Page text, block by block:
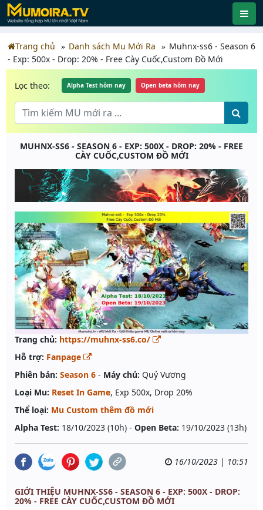
Trang chủ Danh sách Mu Mới Ra
Muhnx-ss6 - Season 6
- Exp: 500x - Drop: 20% - Free Cày Cuốc,Custom Đồ Mới
Lọc theo: Alpha Test hôm nay Open beta hôm nay
MUHNX-SS6 - SEASON 6 - EXP: 500X - DROP: 20% - FREE
CÀY CUỐC,CUSTOM ĐỒ MỚI
Trang chủ: https://muhnx-ss6.co/
Hỗ trợ: Fanpage
Phiên bản: Season 6 - Máy chủ: Quỷ Vương
Loại Mu: Reset In Game, Exp 500x, Drop 20%
Thể loại: Mu Custom thêm đồ mới
Alpha Test: 18/10/2023 (10h) - Open Beta: 19/10/2023 (13h)
16/10/2023 | 10:51
GIỚI THIỆU MUHNX-SS6 - SEASON 6 - EXP: 500X - DROP:
20% - FREE CÀY CUỐC,CUSTOM ĐỒ MỚI